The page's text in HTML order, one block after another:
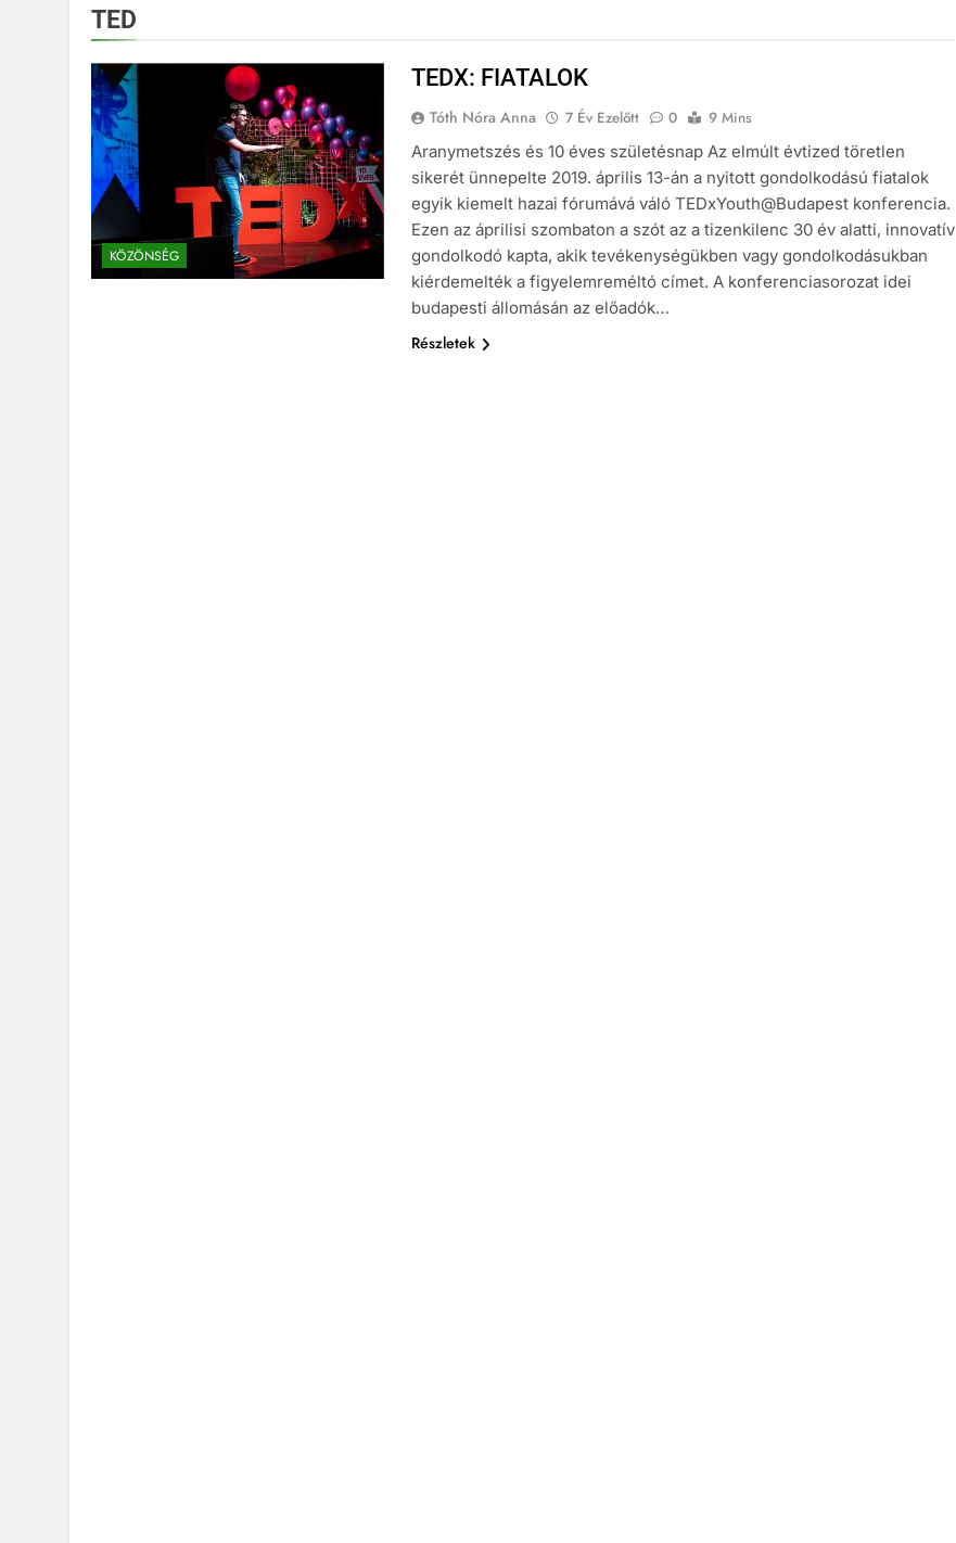
TED
KÖZÖNSÉG
TEDX: FIATALOK
Tóth Nóra Anna 7 Év Ezelőtt 0
9 Mins
Aranymetszés és 10 éves születésnap Az elmúlt évtized töretlen
sikerét ünnepelte 2019. április 13-án a nyitott gondolkodású fiatalok
egyik kiemelt hazai fórumává váló TEDxYouth@Budapest konferencia.
Ezen az áprilisi szombaton a szót az a tizenkilenc 30 év alatti, innovatív
gondolkodó kapta, akik tevékenységükben vagy gondolkodásukban
kiérdemelték a figyelemreméltó címet. A konferenciasorozat idei
budapesti állomásán az előadók…
Részletek